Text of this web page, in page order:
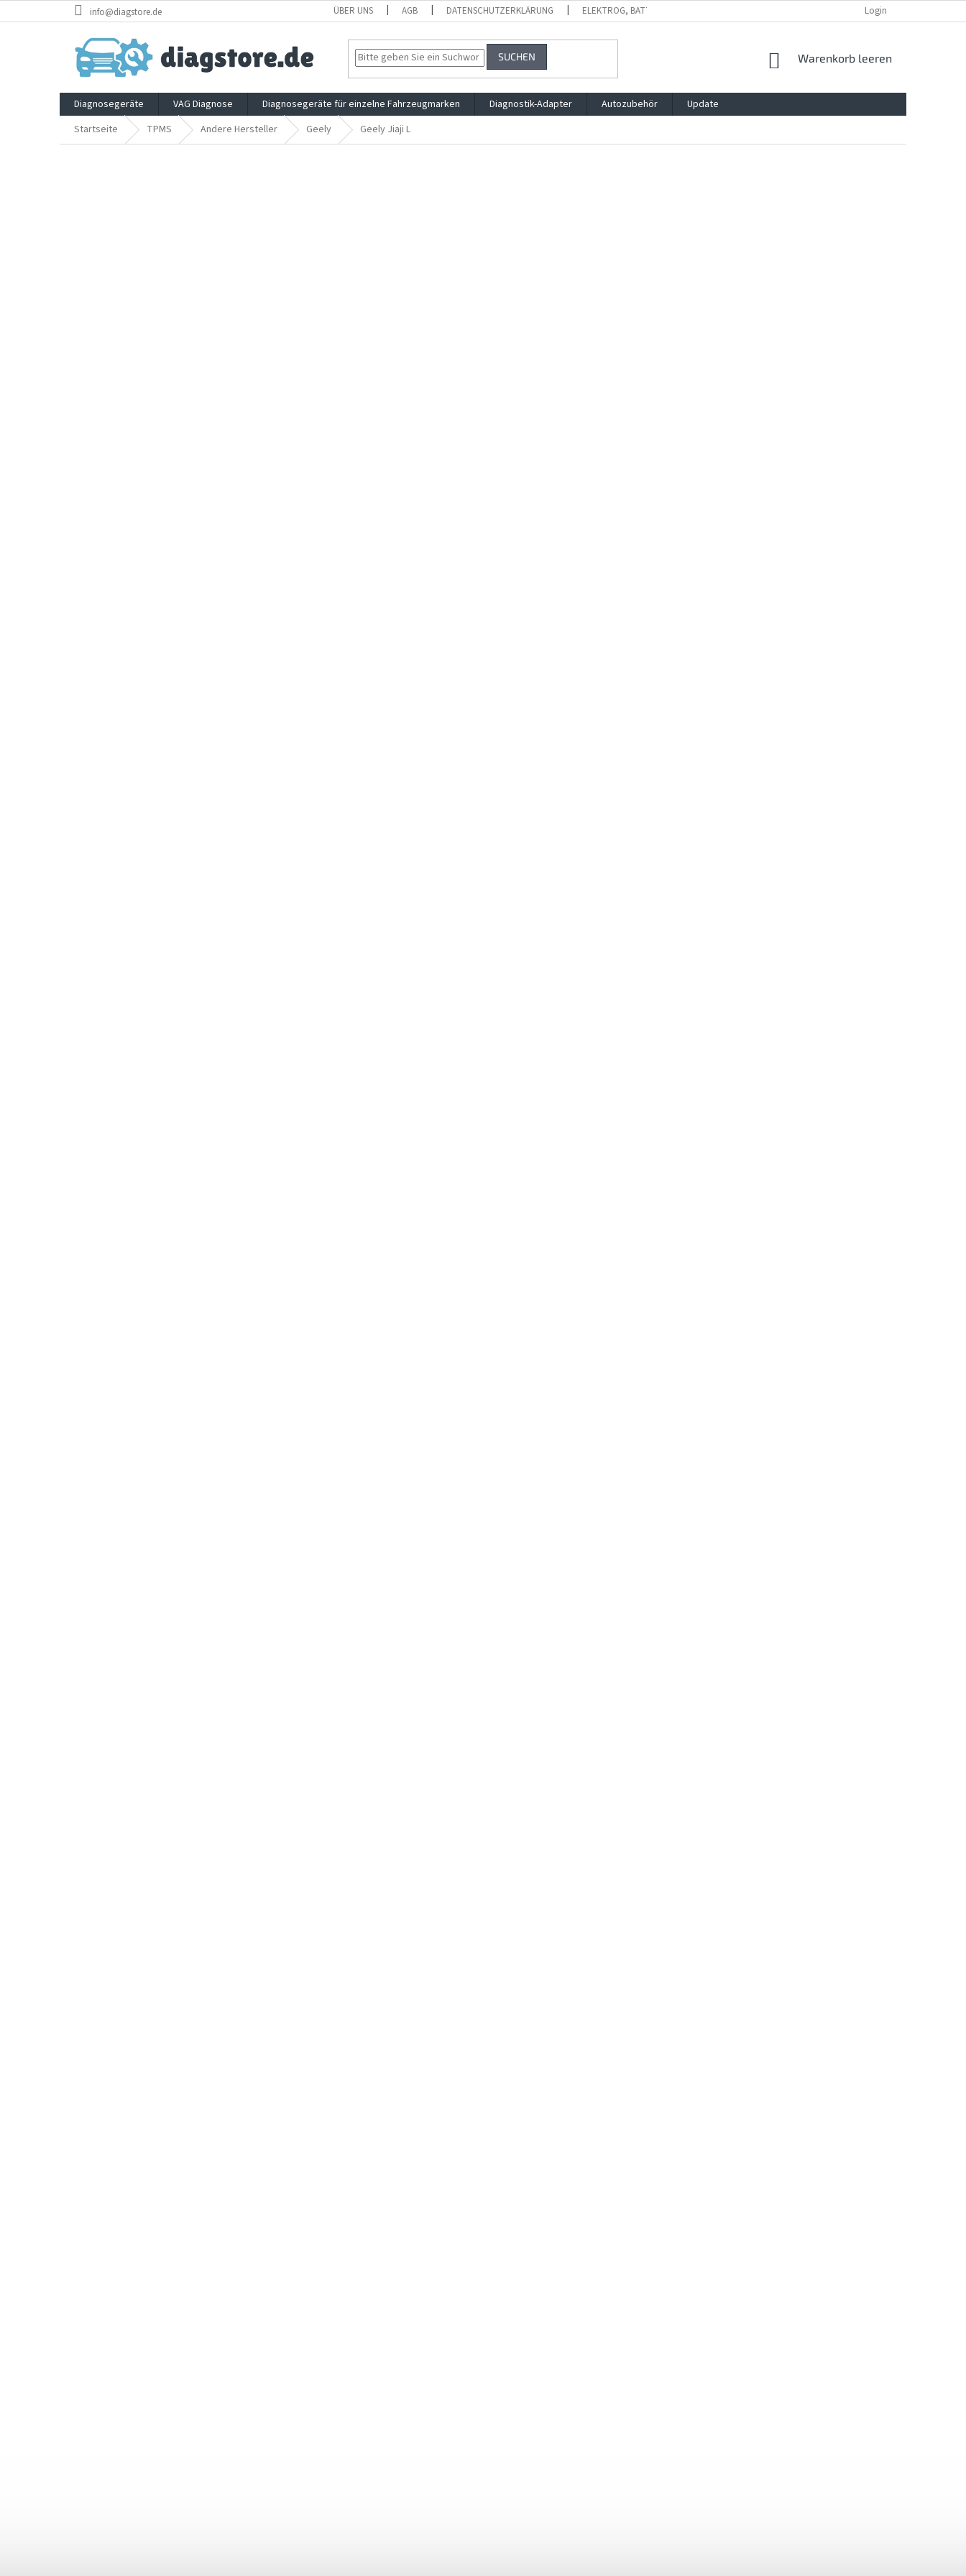
Inhalt
info@diagstore.de ÜBER UNS AGB DATENSCHUTZERKLÄRUNG ELEKTROG, BATTG, VERPACKG REKLAMATION UND WIDDERRUFSRECHT
Login
SUCHEN WARENKORB
Warenkorb leeren
Diagnosegeräte VAG Diagnose Diagnosegeräte für einzelne Fahrzeugmarken Diagnostik-Adapter Autozubehör
Update
Startseite
TPMS Andere Hersteller Geely Geely Jiaji L